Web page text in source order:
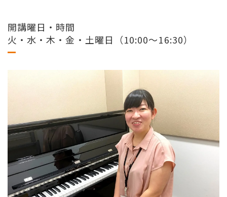
開講曜日・時間
火・水・木・金・土曜日（10:00～16:30）